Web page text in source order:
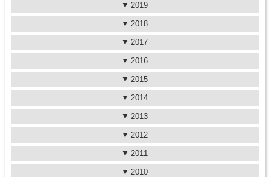
2019
2018
2017
2016
2015
2014
2013
2012
2011
2010